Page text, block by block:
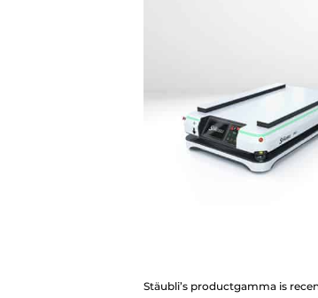
Stäubli’s productgamma is